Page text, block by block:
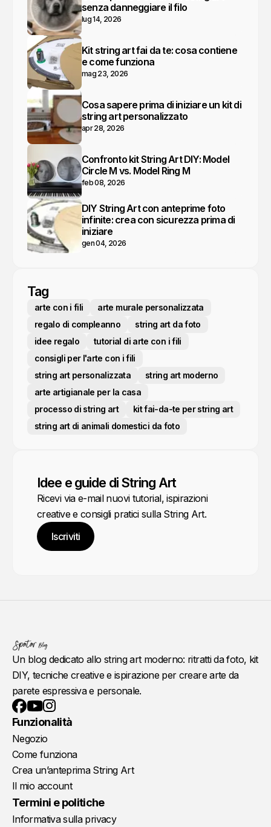
senza danneggiare il filo
lug 14, 2026
Kit string art fai da te: cosa contiene
e come funziona
mag 23, 2026
Cosa sapere prima di iniziare un kit di
string art personalizzato
apr 28, 2026
Confronto kit String Art DIY: Model
Circle M vs. Model Ring M
feb 08, 2026
DIY String Art con anteprime foto
infinite: crea con sicurezza prima di
iniziare
gen 04, 2026
Tag
arte con i fili
arte murale personalizzata
regalo di compleanno
string art da foto
idee regalo
tutorial di arte con i fili
consigli per l'arte con i fili
string art personalizzata
string art moderno
arte artigianale per la casa
processo di string art
kit fai-da-te per string art
string art di animali domestici da foto
Idee e guide di String Art
Ricevi via e-mail nuovi tutorial, ispirazioni
creative e consigli pratici sulla String Art.
Iscriviti
Un blog dedicato allo string art moderno: ritratti da foto, kit
DIY, tecniche creative e ispirazione per creare arte da
parete espressiva e personale.
Facebook
YouTube
Instagram
Funzionalità
Negozio
Come funziona
Crea un’anteprima String Art
Il mio account
Termini e politiche
Informativa sulla privacy